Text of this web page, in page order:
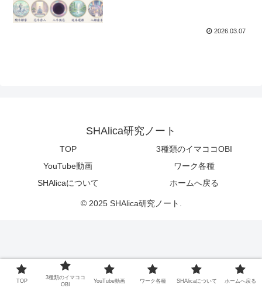
2026.03.07
SHAlica研究ノート
TOP
3種類のイマココOBI
YouTube動画
ワーク各種
SHAlicaについて
ホームへ戻る
© 2025 SHAlica研究ノート.
TOP
3種類のイマココ
OBI
YouTube動画 ワーク各種 SHAlicaについて ホームへ戻る